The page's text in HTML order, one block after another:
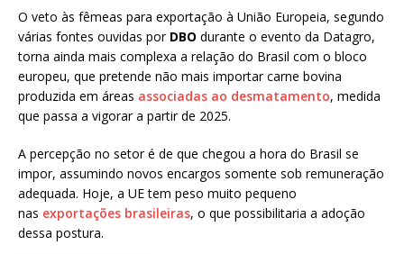
O veto às fêmeas para exportação à União Europeia, segundo
várias fontes ouvidas por DBO durante o evento da Datagro,
torna ainda mais complexa a relação do Brasil com o bloco
europeu, que pretende não mais importar carne bovina
produzida em áreas associadas ao desmatamento, medida
que passa a vigorar a partir de 2025.
A percepção no setor é de que chegou a hora do Brasil se
impor, assumindo novos encargos somente sob remuneração
adequada. Hoje, a UE tem peso muito pequeno
nas exportações brasileiras, o que possibilitaria a adoção
dessa postura.